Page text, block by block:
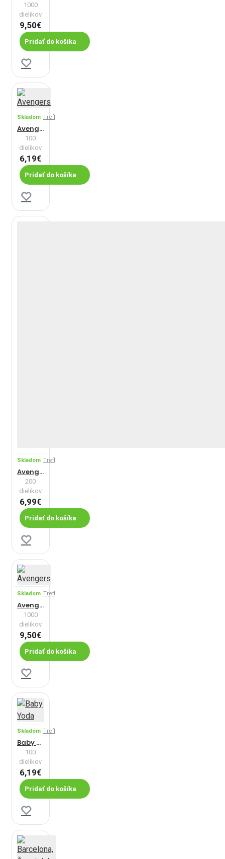
1000
dielikov
9,50€
Pridať do košíka
Skladom Trefl
Avengers
100
dielikov
6,19€
Pridať do košíka
Skladom Trefl
Avengers
200
dielikov
6,99€
Pridať do košíka
Skladom Trefl
Avengers
1000
dielikov
9,50€
Pridať do košíka
Skladom Trefl
Baby Yoda
100
dielikov
6,19€
Pridať do košíka